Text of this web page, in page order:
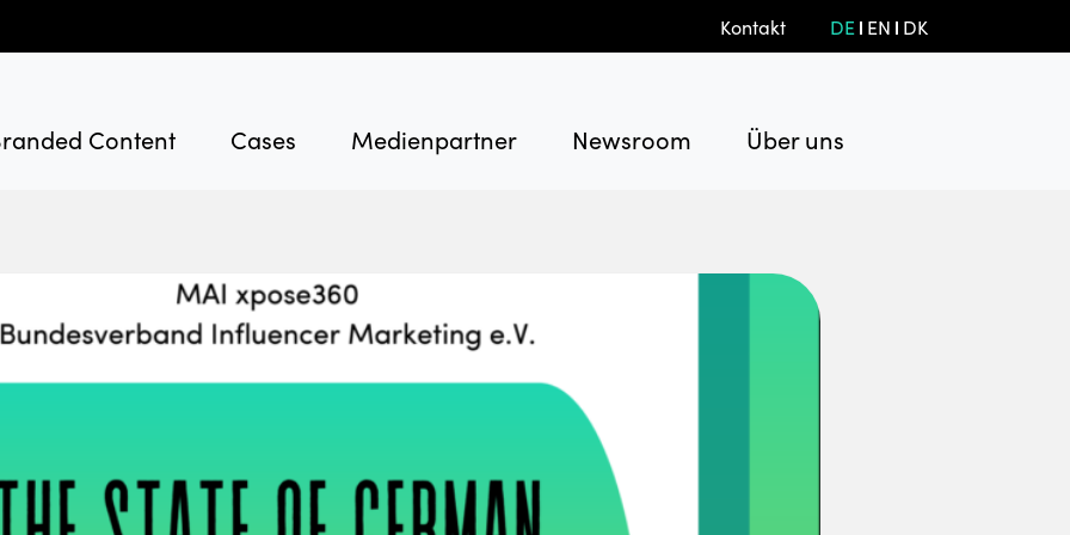
Kontakt DE EN DK
Content Cases Medienpartner Newsroom Über uns